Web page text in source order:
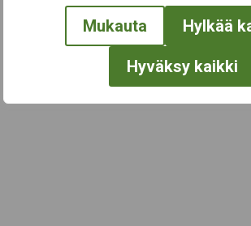
Mukauta Hylkää
Hyväksy kaikki